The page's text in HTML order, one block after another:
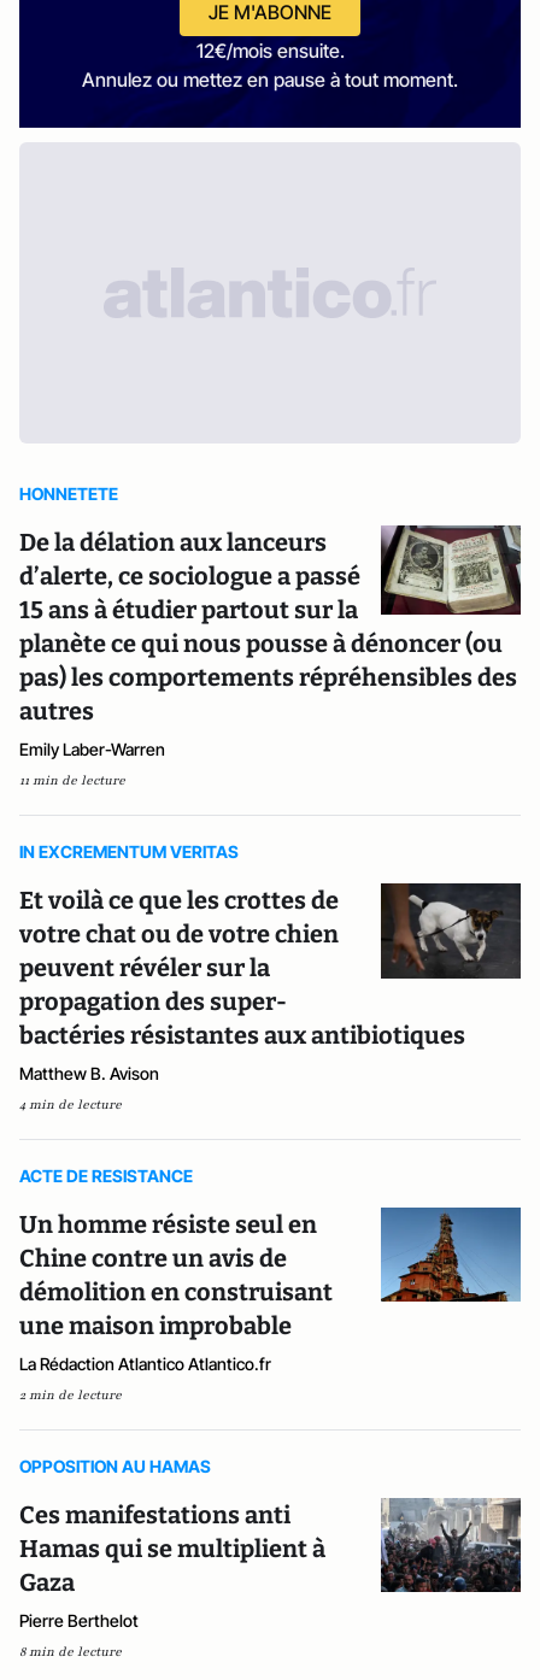
JE M'ABONNE
12€/mois ensuite.
Annulez ou mettez en pause à tout moment.
HONNETETE
De la délation aux lanceurs
d’alerte, ce sociologue a passé
15 ans à étudier partout sur la
planète ce qui nous pousse à dénoncer (ou
pas) les comportements répréhensibles des
autres
Emily Laber-Warren
11 min de lecture
IN EXCREMENTUM VERITAS
Et voilà ce que les crottes de
votre chat ou de votre chien
peuvent révéler sur la
propagation des super-
bactéries résistantes aux antibiotiques
Matthew B. Avison
4 min de lecture
ACTE DE RESISTANCE
Un homme résiste seul en
Chine contre un avis de
démolition en construisant
une maison improbable
La Rédaction Atlantico Atlantico.fr
2 min de lecture
OPPOSITION AU HAMAS
Ces manifestations anti
Hamas qui se multiplient à
Gaza
Pierre Berthelot
8 min de lecture